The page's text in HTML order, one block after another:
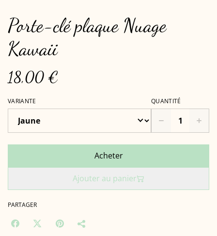
Porte-clé plaque Nuage
Kawaii
18,00 €
VARIANTE QUANTITÉ
Acheter
Ajouter au panier
PARTAGER